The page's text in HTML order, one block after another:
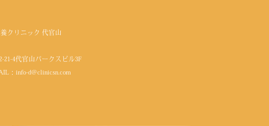
クリニック 代官山
21-4代官山パークスビル3F
： info-d@clinicsn.com